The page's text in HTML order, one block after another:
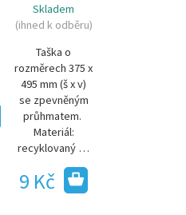
Skladem
(ihned k odběru)
Taška o
rozměrech 375 x
495 mm (š x v)
se zpevněným
průhmatem.
Materiál:
recyklovaný …
9 Kč